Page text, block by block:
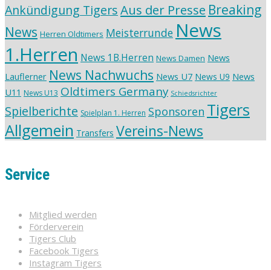
Ankündigung TigersAus der Presse Breaking
News Herren Oldtimers Meisterrunde News
1.Herren News 1B.Herren News Damen News
Lauflerner News Nachwuchs News U7 News U9 News
U11 News U13 Oldtimers Germany Schiedsrichter
Spielberichte Spielplan 1. Herren Sponsoren Tigers
Allgemein Transfers Vereins-News
Service
Mitglied werden
Förderverein
Tigers Club
Facebook Tigers
Instagram Tigers